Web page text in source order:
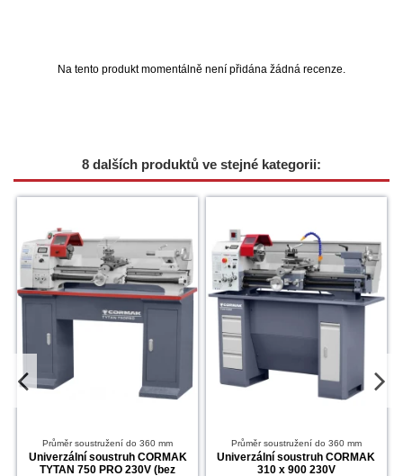
Na tento produkt momentálně není přidána žádná recenze.
8 dalších produktů ve stejné kategorii:
Průměr soustružení do 360 mm
Univerzální soustruh CORMAK
TYTAN 750 PRO 230V (bez
Průměr soustružení do 360 mm
Univerzální soustruh CORMAK
310 x 900 230V